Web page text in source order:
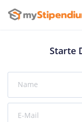
Starte
Name
E-Mail